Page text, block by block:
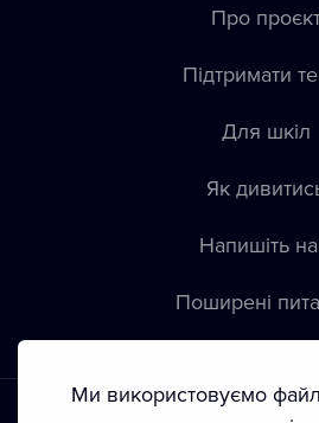
Про
Підтримати
Для шкіл
Як
Напишіть
Пoширені
Ми використовуємо